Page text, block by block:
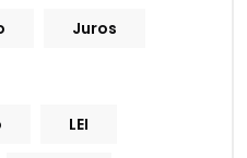
Juros
LEI